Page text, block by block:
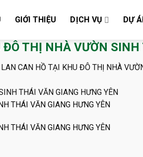
GIỚI THIỆU DỊCH VỤ DỰ
THỊ NHÀ VƯỜN
CAN HỒ TẠI KHU ĐÔ THỊ NHÀ
THÁI VĂN GIANG HƯNG YÊN
THÁI VĂN GIANG HƯNG YÊN